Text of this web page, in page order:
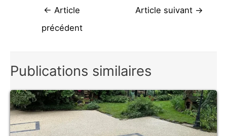
Navigation
← Article
précédent
Article suivant →
Publications similaires